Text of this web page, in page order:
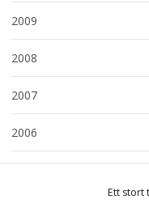
2009
2008
2007
2006
Ett stort